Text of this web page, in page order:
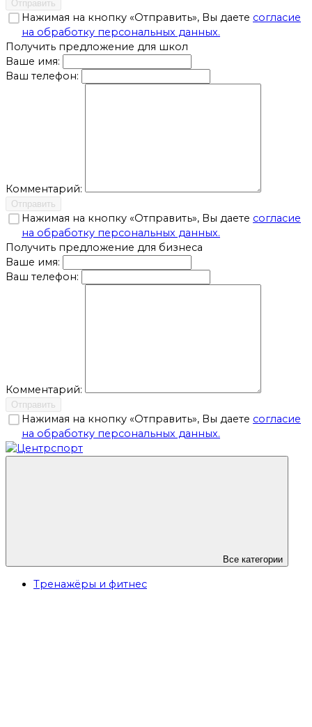
Отправить
Нажимая на кнопку «Отправить», Вы даете согласие
на обработку персональных данных.
Получить предложение для школ
Ваше имя:
Ваш телефон:
Комментарий:
Отправить
Нажимая на кнопку «Отправить», Вы даете согласие
на обработку персональных данных.
Получить предложение для бизнеса
Ваше имя:
Ваш телефон:
Комментарий:
Отправить
Нажимая на кнопку «Отправить», Вы даете согласие
на обработку персональных данных.
Все категории
Тренажёры и фитнес